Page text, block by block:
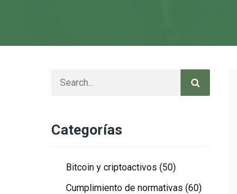
Categorías
Bitcoin y criptoactivos (50)
Cumplimiento de normativas (60)